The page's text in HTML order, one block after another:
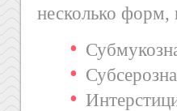
несколько форм,